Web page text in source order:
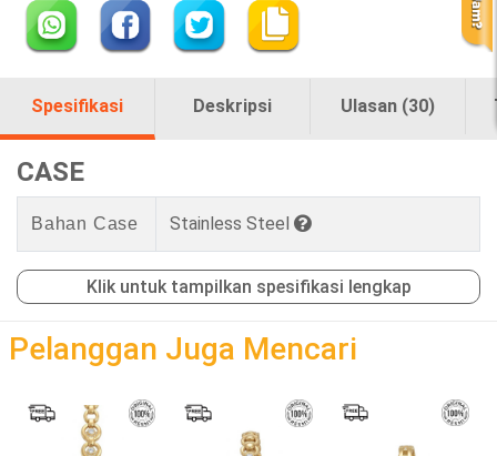
Spesifikasi Deskripsi Ulasan (30)
CASE
Bahan Case Stainless Steel
Klik untuk tampilkan spesifikasi lengkap
Pelanggan Juga Mencari